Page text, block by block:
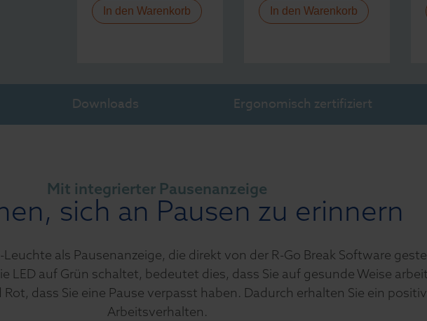
In den Warenkorb In den Warenkorb
Downloads Ergonomisch zertifiziert
Mit integrierter Pausenanzeige
sich an Pausen zu erinnern
Leuchte als Pausenanzeige, die direkt von der R-Go Break Software
LED auf Grün schaltet, bedeutet dies, dass Sie auf gesunde Weise
dass Sie eine Pause verpasst haben. Dadurch erhalten Sie ein
Arbeitsverhalten.